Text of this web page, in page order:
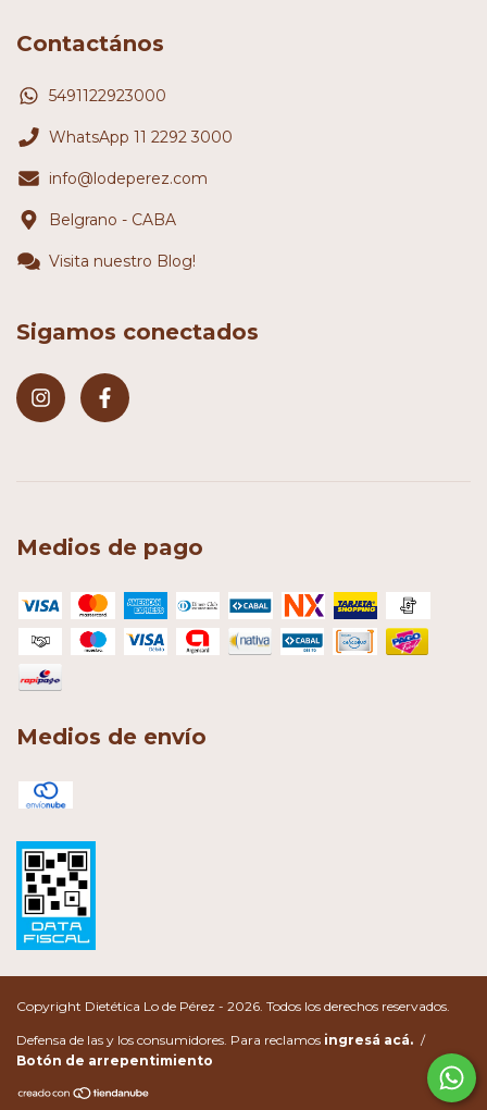
Contactános
5491122923000
WhatsApp 11 2292 3000
info@lodeperez.com
Belgrano - CABA
Visita nuestro Blog!
Sigamos conectados
Medios de pago
Medios de envío
Copyright Dietética Lo de Pérez - 2026. Todos los derechos reservados.
Defensa de las y los consumidores. Para reclamos ingresá acá. /
Botón de arrepentimiento